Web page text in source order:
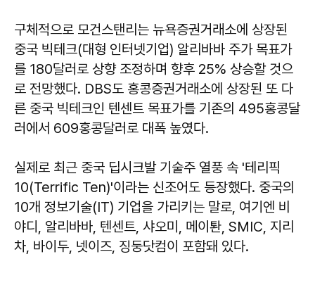
구체적으로 모건스탠리는 뉴욕증권거래소에 상장된
중국 빅테크(대형 인터넷기업) 알리바바 주가 목표가
를 180달러로 상향 조정하며 향후 25% 상승할 것으
로 전망했다. DBS도 홍콩증권거래소에 상장된 또 다
른 중국 빅테크인 텐센트 목표가를 기존의 495홍콩달
러에서 609홍콩달러로 대폭 높였다.
실제로 최근 중국 딥시크발 기술주 열풍 속 '테리픽
10(Terrific Ten)'이라는 신조어도 등장했다. 중국의
10개 정보기술(IT) 기업을 가리키는 말로, 여기엔 비
야디, 알리바바, 텐센트, 샤오미, 메이퇀, SMIC, 지리
차, 바이두, 넷이즈, 징둥닷컴이 포함돼 있다.